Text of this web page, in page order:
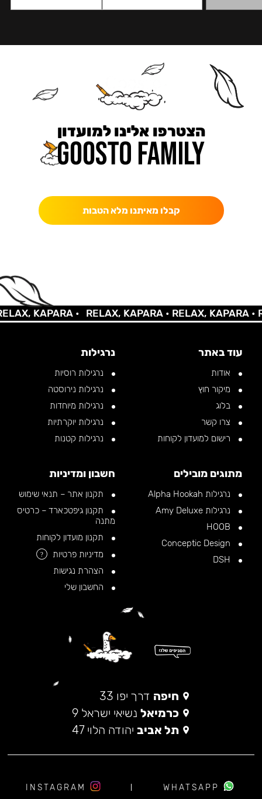
הצטרפו אלינו למועדון
קבלו מאיתנו מלא הטבות
KAPARA • RELAX, KAPARA •RELAX, KAPARA •
עוד באתר
אודות
מיקור חוץ
בלוג
צרו קשר
רישום למועדון לקוחות
נרגילות
נרגילות רוסיות
נרגילות נירוסטה
נרגילות מיוחדות
נרגילות יוקרתיות
נרגילות קטנות
מתוגים מובילים
נרגילות Alpha Hookah
נרגילות Amy Deluxe
חשבון ומדיניות
תקנון אתר – תנאי שימוש
תקנון גיפטכארד – כרטיס
מתנה
תקנון מועדון לקוחות
מדיניות פרטיות
?
הצהרת נגישות
החשבון שלי
חיפה דרך יפו 33
כרמיאל נשיאי ישראל 9
תל אביב יהודה הלוי 47
WHATSAPP
INSTAGRAM